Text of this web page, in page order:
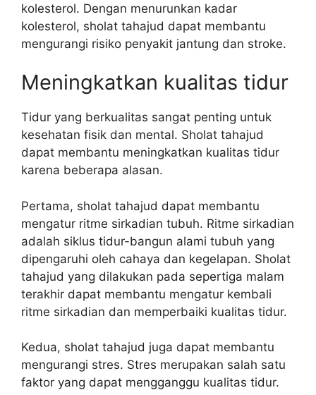
kolesterol. Dengan menurunkan kadar
kolesterol, sholat tahajud dapat membantu
mengurangi risiko penyakit jantung dan stroke.
Meningkatkan kualitas tidur
Tidur yang berkualitas sangat penting untuk
kesehatan fisik dan mental. Sholat tahajud
dapat membantu meningkatkan kualitas tidur
karena beberapa alasan.
Pertama, sholat tahajud dapat membantu
mengatur ritme sirkadian tubuh. Ritme sirkadian
adalah siklus tidur-bangun alami tubuh yang
dipengaruhi oleh cahaya dan kegelapan. Sholat
tahajud yang dilakukan pada sepertiga malam
terakhir dapat membantu mengatur kembali
ritme sirkadian dan memperbaiki kualitas tidur.
Kedua, sholat tahajud juga dapat membantu
mengurangi stres. Stres merupakan salah satu
faktor yang dapat mengganggu kualitas tidur.